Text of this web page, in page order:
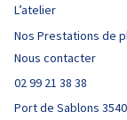
L’atelier
Nos Prestations de
Nous contacter
02 99 21 38 38
Port de Sablons